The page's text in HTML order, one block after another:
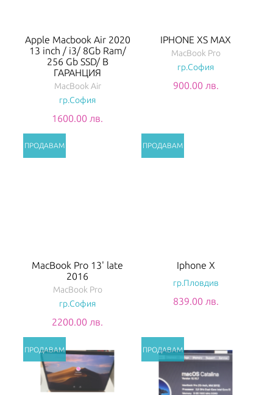
Apple Macbook Air 2020
13 inch / i3/ 8Gb Ram/
256 Gb SSD/ В
ГАРАНЦИЯ
MacBook Air
гр.София
1600.00 лв.
IPHONE XS MAX
MacBook Pro
гр.София
900.00 лв.
MacBook Pro 13' late
2016
MacBook Pro
гр.София
2200.00 лв.
Iphone X
гр.Пловдив
839.00 лв.